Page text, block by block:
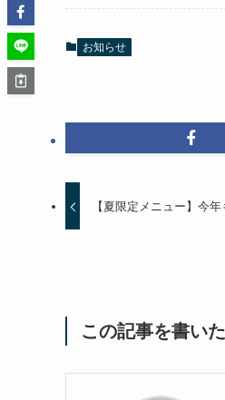
お知らせ
【夏限定メニュー】今
この記事を書い